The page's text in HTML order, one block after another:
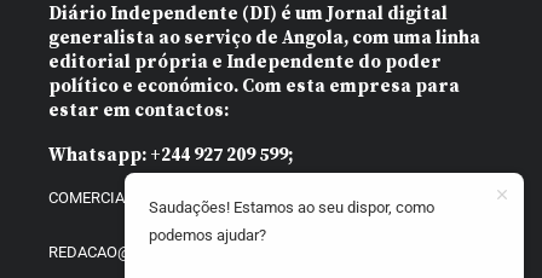
Diário Independente (DI) é um Jornal digital
generalista ao serviço de Angola, com uma linha
editorial própria e Independente do poder
político e económico. Com esta empresa para
estar em contactos:
Whatsapp: +244 927 209 599;
COMERCIAL@DIARIOINDEPENDENTE.INFO
REDACAO@DIARIOINDEPENDENTE.INFO
Saudações! Estamos ao seu dispor, como
podemos ajudar?